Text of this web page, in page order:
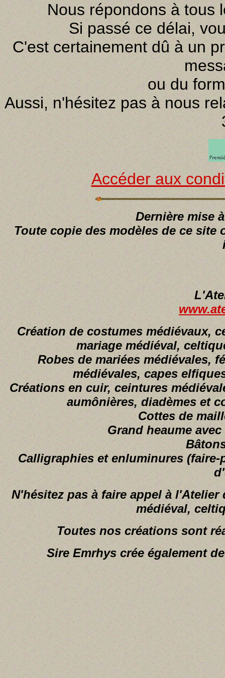
Nous répondons à tous
Si passé ce délai,
C'est certainement dû à un
ou du
Aussi, n'hésitez pas à nous
Accéder aux
Dernière mise
Toute copie des modèles de ce
Création de costumes médiévaux,
mariage médiéval,
Robes de mariées médiévales,
médiévales, capes
Créations en cuir, ceintures
aumônières, diadèmes et
Cottes de
Grand heaume
Calligraphies et enluminures
N'hésitez pas à faire appel à
médiéval,
Toutes nos créations sont
Sire Emrhys crée également